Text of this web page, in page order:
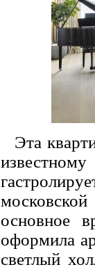
Эта
основное
оформила
светлый